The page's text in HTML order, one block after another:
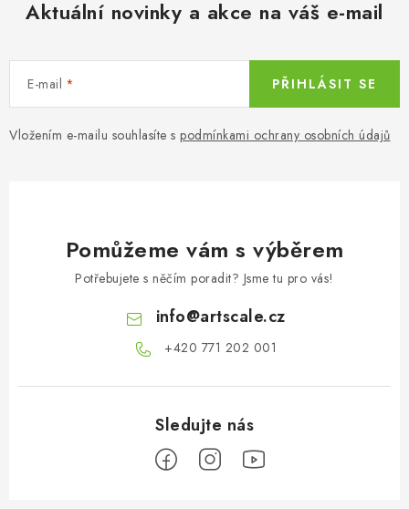
Aktuální novinky a akce na váš e-mail
E-mail
Vložením e-mailu souhlasíte s podmínkami ochrany osobních údajů
PŘIHLÁSIT SE
Pomůžeme vám s výběrem
Potřebujete s něčím poradit? Jsme tu pro vás!
info@artscale.cz
+420 771 202 001​